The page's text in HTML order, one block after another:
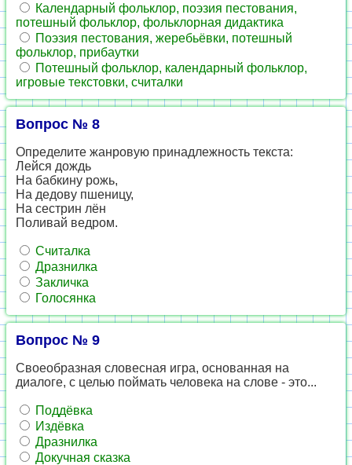
Календарный фольклор, поэзия пестования,
потешный фольклор, фольклорная дидактика
Поэзия пестования, жеребьёвки, потешный
фольклор, прибаутки
Потешный фольклор, календарный фольклор,
игровые текстовки, считалки
Вопрос № 8
Определите жанровую принадлежность текста:
Лейся дождь
На бабкину рожь,
На дедову пшеницу,
На сестрин лён
Поливай ведром.
Считалка
Дразнилка
Закличка
Голосянка
Вопрос № 9
Своеобразная словесная игра, основанная на
диалоге, с целью поймать человека на слове - это...
Поддёвка
Издёвка
Дразнилка
Докучная сказка